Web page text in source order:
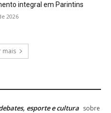
integral em Parintins
2026
mais
esporte e cultura sobre